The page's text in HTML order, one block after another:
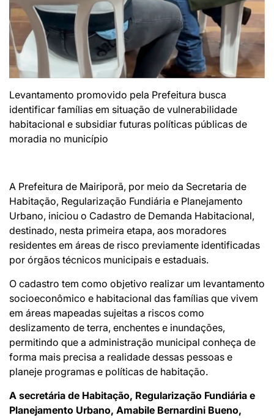
Levantamento promovido pela Prefeitura busca
identificar famílias em situação de vulnerabilidade
habitacional e subsidiar futuras políticas públicas de
moradia no município
A Prefeitura de Mairiporã, por meio da Secretaria de
Habitação, Regularização Fundiária e Planejamento
Urbano, iniciou o Cadastro de Demanda Habitacional,
destinado, nesta primeira etapa, aos moradores
residentes em áreas de risco previamente identificadas
por órgãos técnicos municipais e estaduais.
O cadastro tem como objetivo realizar um levantamento
socioeconômico e habitacional das famílias que vivem
em áreas mapeadas sujeitas a riscos como
deslizamento de terra, enchentes e inundações,
permitindo que a administração municipal conheça de
forma mais precisa a realidade dessas pessoas e
planeje programas e políticas de habitação.
A secretária de Habitação, Regularização Fundiária e
Planejamento Urbano, Amabile Bernardini Bueno,